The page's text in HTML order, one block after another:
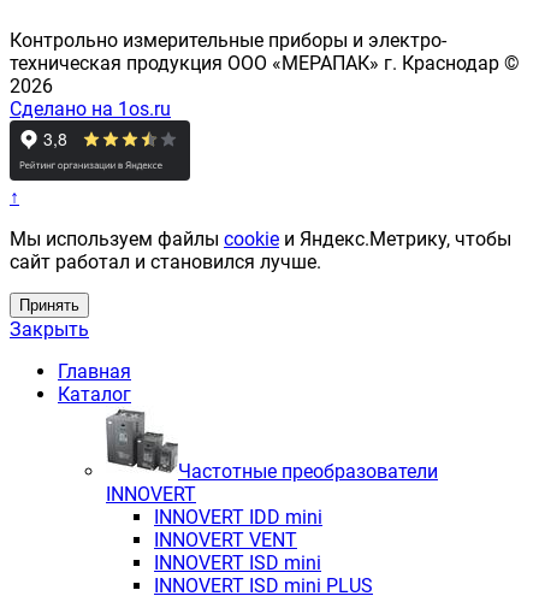
Контрольно измерительные приборы и электро-
техническая продукция ООО «МЕРАПАК» г. Краснодар ©
2026
Сделано на 1os.ru
↑
Мы используем файлы cookie и Яндекс.Метрику, чтобы
сайт работал и становился лучше.
Принять
Закрыть
Главная
Каталог
Частотные преобразователи
INNOVERT
INNOVERT IDD mini
INNOVERT VENT
INNOVERT ISD mini
INNOVERT ISD mini PLUS